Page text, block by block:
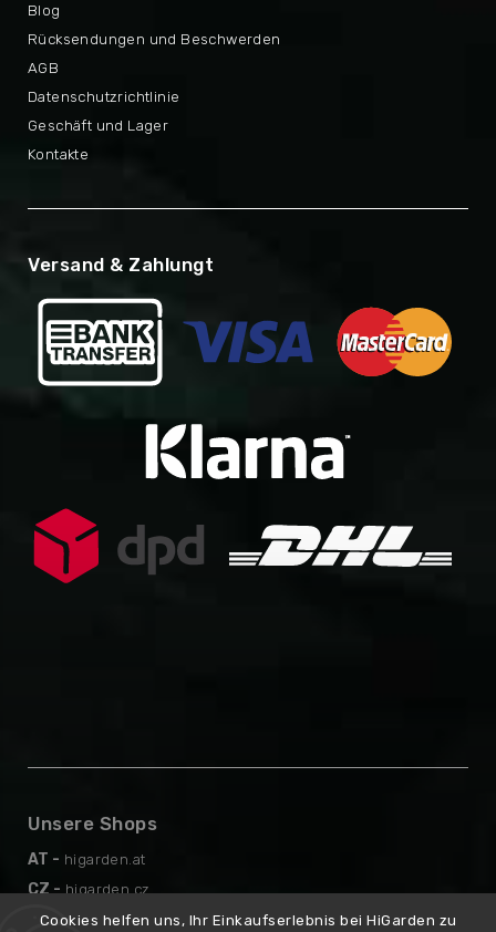
Cookies helfen uns, Ihr Einkaufserlebnis bei HiGarden zu
Rücksendungen und Beschwerden
AGB
Datenschutzrichtlinie
Geschäft und Lager
Blog
Kontakte
Versand & Zahlungt
Unsere Shops
AT - higarden.at
CZ - higarden.cz
EN - higarden.eu